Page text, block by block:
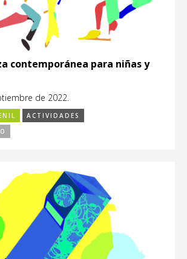
contemporánea para niñas y
de 2022.
ACTIVIDADES